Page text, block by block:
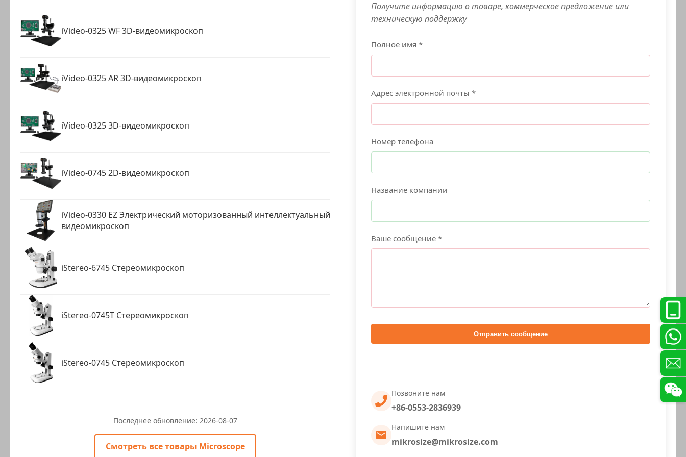
iVideo-0325 WF 3D-видеомикроскоп
iVideo-0325 AR 3D-видеомикроскоп
iVideo-0325 3D-видеомикроскоп
iVideo-0745 2D-видеомикроскоп
iVideo-0330 EZ Электрический моторизованный интеллектуальный
видеомикроскоп
iStereo-6745 Стереомикроскоп
iStereo-0745T Стереомикроскоп
iStereo-0745 Стереомикроскоп
Последнее обновление: 2026-08-07
Смотреть все товары Microscope
Получите информацию о товаре, коммерческое предложение или
техническую поддержку
Полное имя *
Адрес электронной почты *
Номер телефона
Название компании
Ваше сообщение *
Отправить сообщение
Позвоните нам
+86-0553-2836939
Напишите нам
mikrosize@mikrosize.com